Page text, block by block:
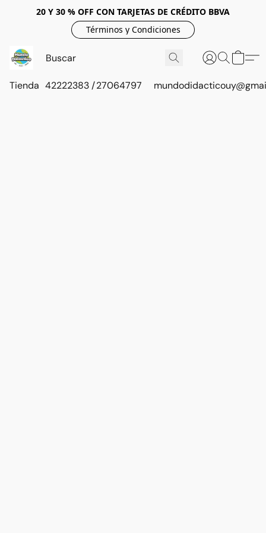
20 Y 30 % OFF CON TARJETAS DE CRÉDITO BBVA
Términos y Condiciones
Tienda 42222383 / 27064797